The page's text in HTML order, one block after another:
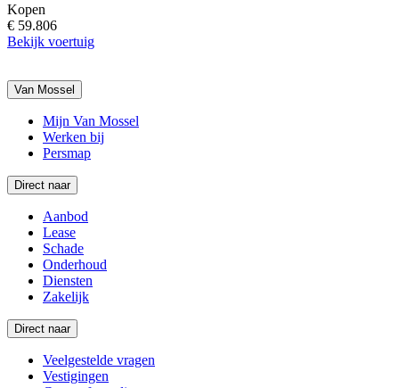
Kopen
€ 59.806
Bekijk voertuig
Van Mossel
Mijn Van Mossel
Werken bij
Persmap
Direct naar
Aanbod
Lease
Schade
Onderhoud
Diensten
Zakelijk
Direct naar
Veelgestelde vragen
Vestigingen